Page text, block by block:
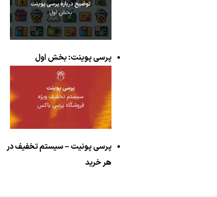
پرسی پوینت: بخش اول
پرسی پونیت – سیستم تخفیف در
هر خرید